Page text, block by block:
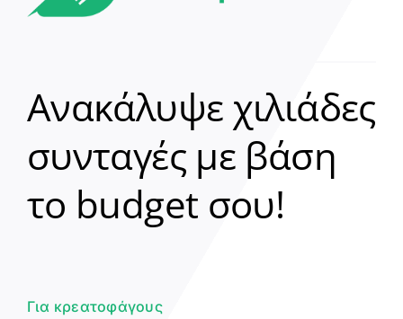
Ανακάλυψε χιλιάδες
συνταγές με βάση
το budget σου!
Για κρεατοφάγους